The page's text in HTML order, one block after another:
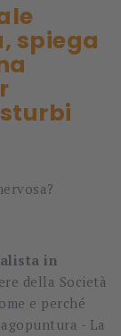
spiega
in
della Società
e perché
- La